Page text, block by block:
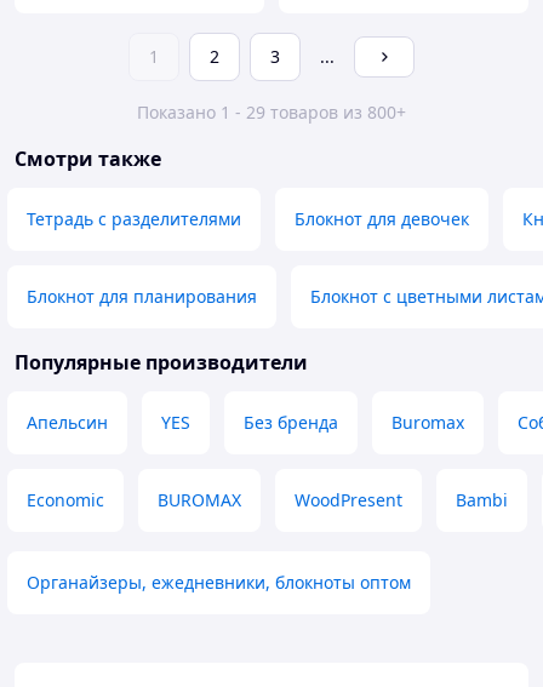
1 2 3 ...
Показано 1 - 29 товаров из 800+
Смотри также
Тетрадь с разделителями Блокнот для девочек
Блокнот для планирования Блокнот с цветными
Популярные производители
Апельсин YES Без бренда Buromax
Economic BUROMAX WoodPresent Bambi
Органайзеры, ежедневники, блокноты оптом